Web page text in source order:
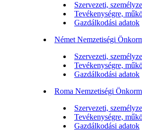
Szervezeti,
Tevékenységre,
Gazdálkodási adatok
Német Nemzetiségi
Szervezeti,
Tevékenységre,
Gazdálkodási adatok
Roma Nemzetiségi
Szervezeti,
Tevékenységre,
Gazdálkodási adatok